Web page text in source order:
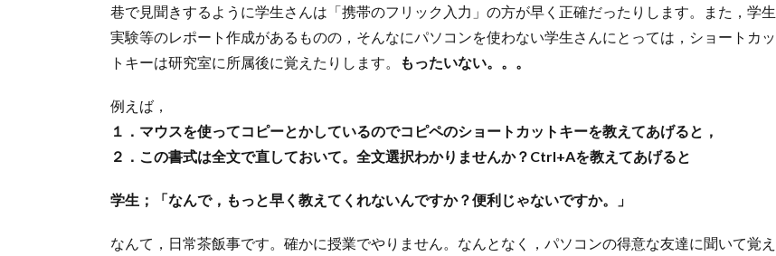
巷で見聞きするように学生さんは「携帯のフリック入力」の方が早く正確だったりします。また，学生
実験等のレポート作成があるものの，そんなにパソコンを使わない学生さんにとっては，ショートカッ
トキーは研究室に所属後に覚えたりします。
もったいない。。。
例えば，
１．マウスを使ってコピーとかしているのでコピペのショートカットキーを教えてあげると，
２．この書式は全文で直しておいて。全文選択わかりませんか？Ctrl+Aを教えてあげると
学生；「なんで，もっと早く教えてくれないんですか？便利じゃないですか。」
なんて，日常茶飯事です。確かに授業でやりません。なんとなく，パソコンの得意な友達に聞いて覚え